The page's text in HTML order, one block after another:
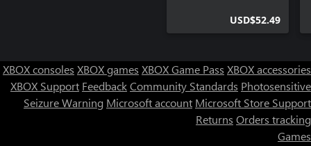
USD$52.49
XBOX consoles XBOX games XBOX Game Pass XBOX accessories
XBOX Support FeedbackCommunity Standards Photosensitive
Seizure Warning Microsoft account Microsoft Store Support
Returns Orders tracking
Games